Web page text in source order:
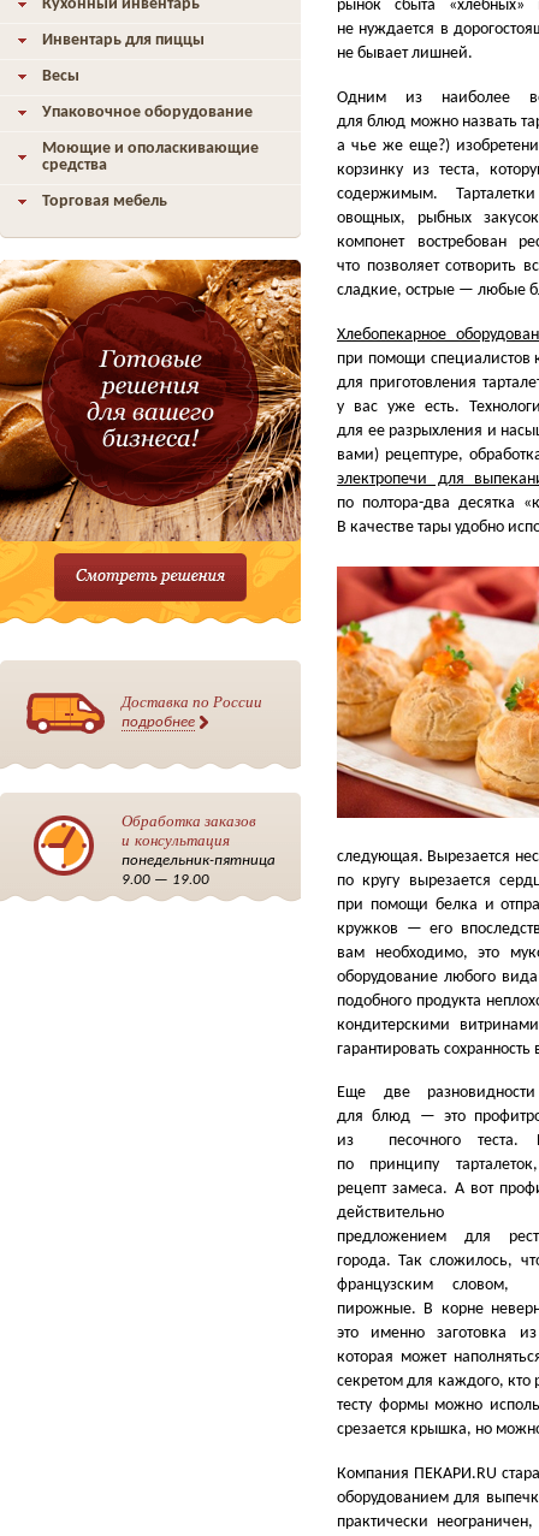
рынок сбыта
«хлебных»
не нуждается в
не бывает лишней.
Одним из наиболее
для блюд можно назвать
а чье же еще?)
корзинку из теста,
содержимым.
овощных, рыбных
компонет востребован
что позволяет сотворить
сладкие, острые — любые
Хлебопекарное
при помощи специалистов
для приготовления
у вас уже есть.
для ее разрыхления и
вами) рецептуре,
электропечи для
по полтора-два десятка «
В качестве тары удобно
следующая. Вырезается
по кругу вырезается
при помощи белка и
кружков — его
вам необходимо, это
оборудование любого
подобного продукта
кондитерскими
гарантировать
Еще две
для блюд — это
из песочного теста.
по принципу
рецепт замеса. А вот
действительно
предложением для
города. Так сложилось,
французским словом,
пирожные. В корне
это именно заготовка из
которая может
секретом для каждого,
тесту формы можно
срезается крышка, но
Компания ПЕКАРИ.RU
оборудованием для
практически
Кухонный инвентарь
Инвентарь для пиццы
Весы
Упаковочное оборудование
Моющие и ополаскивающие
средства
Торговая мебель
Доставка по России
подробнее
Обработка заказов
и консультация
понедельник-пятница
9.00 — 19.00